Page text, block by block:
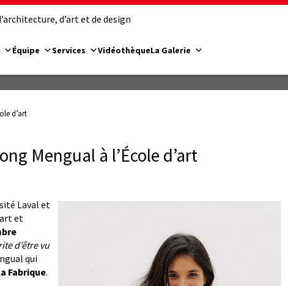
d’art et de design
Équipe Services VidéothèqueLa Galerie
d’art
Mengual à l’École d’art
Laval et
et
d’être vu
qui
Fabrique.